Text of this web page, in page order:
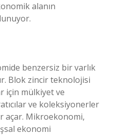
alanın
benzersiz bir varlık
Blok zincir teknolojisi
için mülkiyet ve
ve koleksiyonerler
açar. Mikroekonomi,
ekonomi